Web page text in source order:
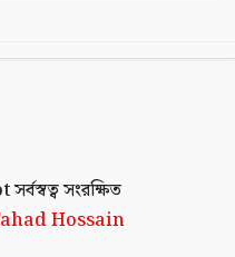
সর্বস্বত্ব সংরক্ষিত
Hossain